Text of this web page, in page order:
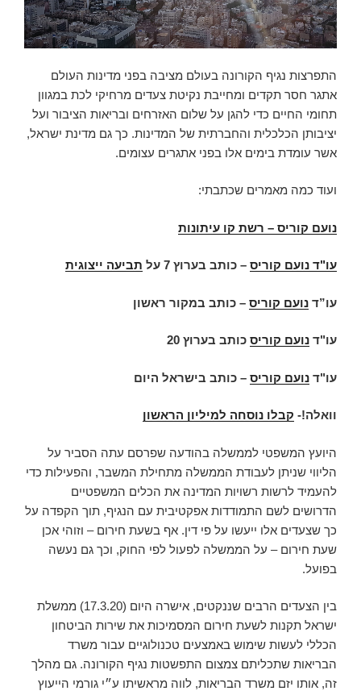
התפרצות נגיף הקורונה בעולם מציבה בפני מדינות העולם
אתגר חסר תקדים ומחייבת נקיטת צעדים מרחיקי לכת במגוון
תחומי החיים כדי להגן על שלום האזרחים ובריאות הציבור ועל
יציבותן הכלכלית והחברתית של המדינות. כך גם מדינת ישראל,
אשר עומדת בימים אלו בפני אתגרים עצומים.
ועוד כמה מאמרים שכתבתי:
נועם קוריס – רשת קו עיתונות
עו"ד נועם קוריס – כותב בערוץ 7 על תביעה ייצוגית
עו”ד נועם קוריס – כותב במקור ראשון
עו"ד נועם קוריס כותב בערוץ 20
עו"ד נועם קוריס – כותב בישראל היום
וואלה!- קבלו נוסחה למיליון הראשון
היועץ המשפטי לממשלה בהודעה שפרסם עתה הסביר על
הליווי שניתן לעבודת הממשלה מתחילת המשבר, והפעילות כדי
להעמיד לרשות רשויות המדינה את הכלים המשפטיים
הדרושים לשם התמודדות אפקטיבית עם הנגיף, תוך הקפדה על
כך שצעדים אלו ייעשו על פי דין. אף בשעת חירום – וזוהי אכן
שעת חירום – על הממשלה לפעול לפי החוק, וכך גם נעשה
בפועל.
בין הצעדים הרבים שננקטים, אישרה היום (17.3.20) ממשלת
ישראל תקנות לשעת חירום המסמיכות את שירות הביטחון
הכללי לעשות שימוש באמצעים טכנולוגיים עבור משרד
הבריאות שתכליתם צמצום התפשטות נגיף הקורונה. גם מהלך
זה, אותו יזם משרד הבריאות, לווה מראשיתו ע״י גורמי הייעוץ